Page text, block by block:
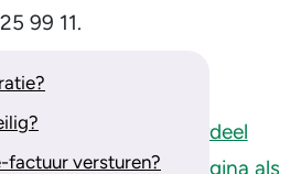
99 11.
website?
factuur versturen?